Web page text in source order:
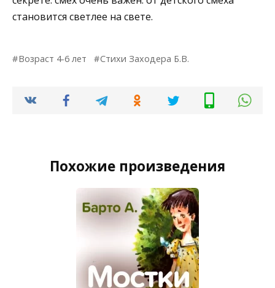
становится светлее на свете.
Возраст 4-6 лет Стихи Заходера Б.В.
Похожие произведения